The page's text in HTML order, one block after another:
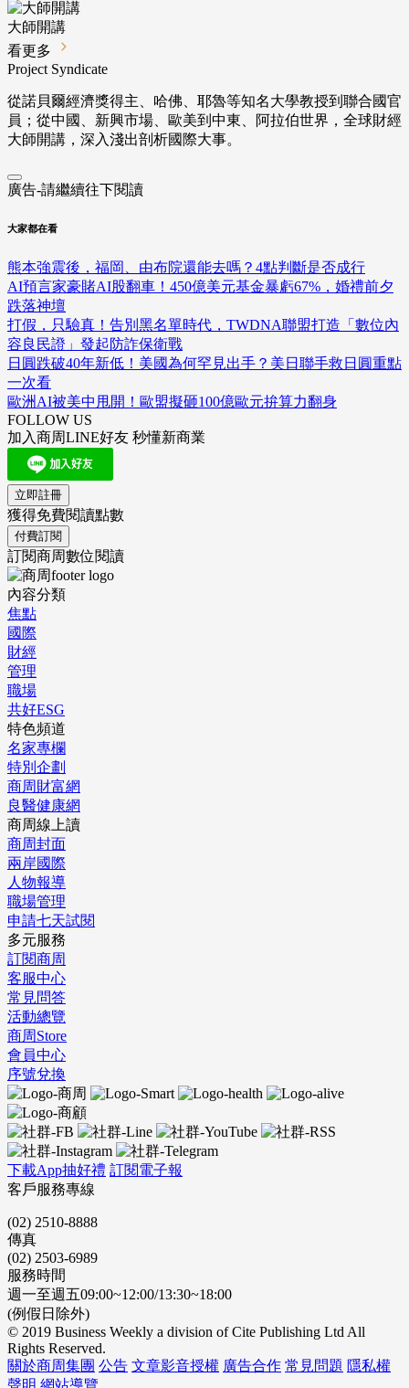
大師開講
看更多
Project Syndicate
從諾貝爾經濟獎得主、哈佛、耶魯等知名大學教授到聯合國官
員；從中國、新興市場、歐美到中東、阿拉伯世界，全球財經
大師開講，深入淺出剖析國際大事。
廣告-請繼續往下閱讀
大家都在看
熊本強震後，福岡、由布院還能去嗎？4點判斷是否成行
AI預言家豪賭AI股翻車！450億美元基金暴虧67%，婚禮前夕
跌落神壇
打假，只驗真！告別黑名單時代，TWDNA聯盟打造「數位內
容良民證」發起防詐保衛戰
日圓跌破40年新低！美國為何罕見出手？美日聯手救日圓重點
一次看
歐洲AI被美中甩開！歐盟擬砸100億歐元拚算力翻身
FOLLOW US
加入商周LINE好友 秒懂新商業
立即註冊
獲得免費閱讀點數
付費訂閱
訂閱商周數位閱讀
內容分類
焦點
國際
財經
管理
職場
共好ESG
特色頻道
名家專欄
特別企劃
商周財富網
良醫健康網
商周線上讀
商周封面
兩岸國際
人物報導
職場管理
申請七天試閱
多元服務
訂閱商周
客服中心
常見問答
活動總覽
商周Store
會員中心
序號兌換
下載App抽好禮 訂閱電子報
客戶服務專線
(02) 2510-8888
傳真
(02) 2503-6989
服務時間
週一至週五09:00~12:00/13:30~18:00
(例假日除外)
© 2019 Business Weekly a division of Cite Publishing Ltd All
Rights Reserved.
關於商周集團 公告 文章影音授權 廣告合作 常見問題 隱私權